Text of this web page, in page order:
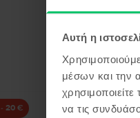
Αυτή η
μέσων και την
να τις
- 20 €